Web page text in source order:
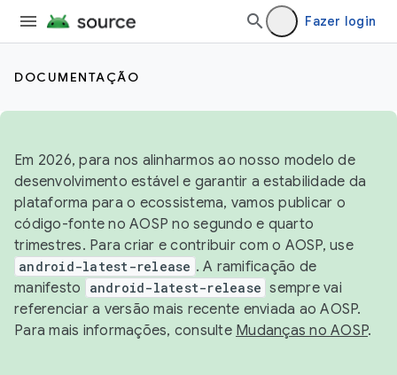
Fazer login
DOCUMENTAÇÃO
Em 2026, para nos alinharmos ao nosso modelo de
desenvolvimento estável e garantir a estabilidade da
plataforma para o ecossistema, vamos publicar o
código-fonte no AOSP no segundo e quarto
trimestres. Para criar e contribuir com o AOSP, use
android-latest-release . A ramificação de
manifesto
android-latest-release sempre vai
referenciar a versão mais recente enviada ao AOSP.
Para mais informações, consulte Mudanças no AOSP.